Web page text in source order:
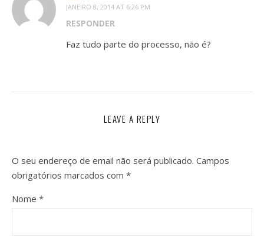
JANEIRO 8, 2014 AT 6:26 PM
RESPONDER
Faz tudo parte do processo, não é?
LEAVE A REPLY
O seu endereço de email não será publicado. Campos
obrigatórios marcados com *
Nome *